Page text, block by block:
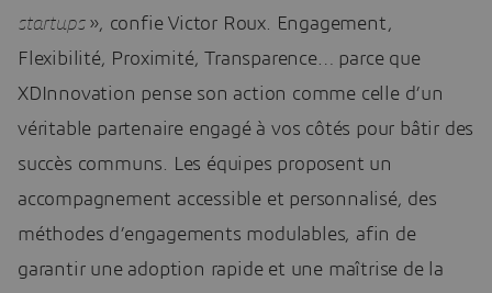
startups», confie Victor Roux. Engagement,
Flexibilité, Proximité, Transparence… parce que
XDInnovation pense son action comme celle d’un
véritable partenaire engagé à vos côtés pour bâtir des
succès communs. Les équipes proposent un
accompagnement accessible et personnalisé, des
méthodes d’engagements modulables, afin de
garantir une adoption rapide et une maîtrise de la